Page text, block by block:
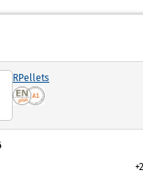
RPellets